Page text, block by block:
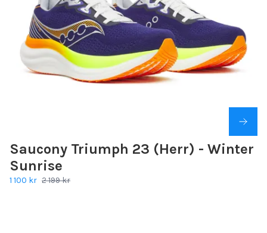
Saucony Triumph 23 (Herr) - Winter
Sunrise
1 100 kr 2 199 kr